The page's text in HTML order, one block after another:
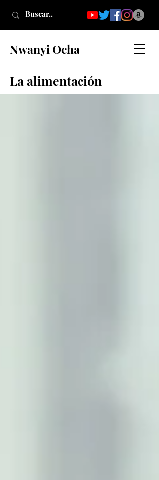
Nwanyi Ocha
La alimentación